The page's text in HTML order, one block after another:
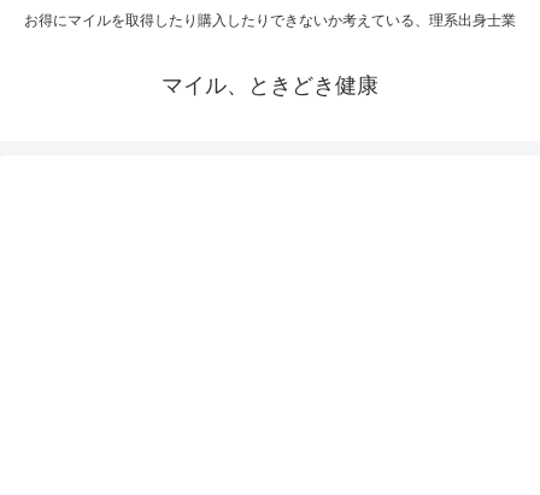
お得にマイルを取得したり購入したりできないか考えている、理系出身士業
マイル、ときどき健康